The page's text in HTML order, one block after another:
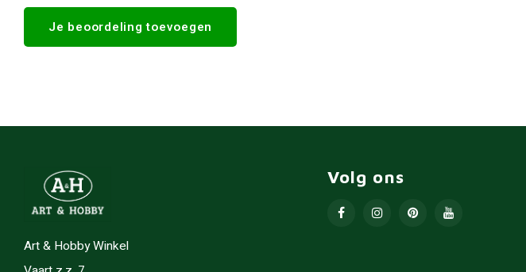
Je beoordeling toevoegen
Art & Hobby Winkel
Volg ons